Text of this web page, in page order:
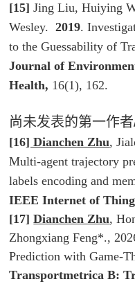
[15]Jing Liu, Huiying
Wesley.2019.
to the Guessability of
Journal of
Health, 16(1), 162.
尚未发表的第一作
[16] Dianchen Zhu,
Multi-agent trajectory
labels encoding and
IEEE Internet of
[17]Dianchen Zhu,
Zhongxiang Feng*.,
Prediction with Game-
Transportmetrica B: